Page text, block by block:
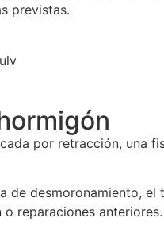
previstas.
por retracción, una
de desmoronamiento,
reparaciones anteriores.